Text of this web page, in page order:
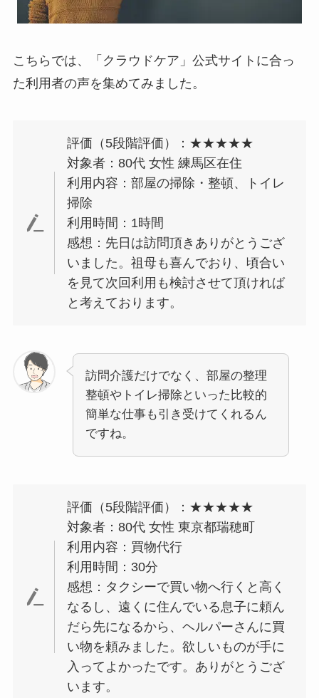
こちらでは、「クラウドケア」公式サイトに合っ
た利用者の声を集めてみました。
評価（5段階評価）：★★★★★
対象者：80代 女性 練馬区在住
利用内容：部屋の掃除・整頓、トイレ
掃除
利用時間：1時間
感想：先日は訪問頂きありがとうござ
いました。祖母も喜んでおり、頃合い
を見て次回利用も検討させて頂ければ
と考えております。
訪問介護だけでなく、部屋の整理
整頓やトイレ掃除といった比較的
簡単な仕事も引き受けてくれるん
ですね。
評価（5段階評価）：★★★★★
対象者：80代 女性 東京都瑞穂町
利用内容：買物代行
利用時間：30分
感想：タクシーで買い物へ行くと高く
なるし、遠くに住んでいる息子に頼ん
だら先になるから、ヘルパーさんに買
い物を頼みました。欲しいものが手に
入ってよかったです。ありがとうござ
います。